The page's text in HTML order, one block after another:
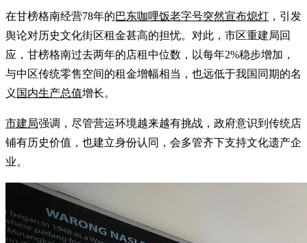
在甘榜格南经营78年的巴东咖哩饭老字号突然宣布熄灯 ，引发
舆论对历史文化街区租金甚高的担忧。对此，市区重建局回
应，甘榜格南过去两年的店租中位数，以每年2%稳步增加，
与中区传统零售空间的租金增幅相当，也远低于我国同期的名
义 国内生产总值增长。
市建局强调，尽管营运环境越来越有挑战，政府意识到传统店
铺有历史价值，也建立身份认同，会多管齐下支持文化遗产企
业。